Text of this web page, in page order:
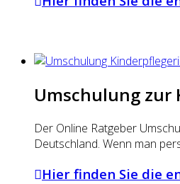
Umschulung zur
Der Online Ratgeber
Deutschland. Wenn man
Hier finden Sie die